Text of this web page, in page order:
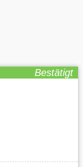
Bestätigt